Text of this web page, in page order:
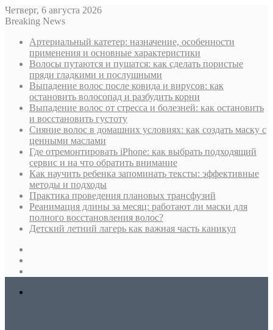
Четверг, 6 августа 2026
Breaking News
Артериальный катетер: назначение, особенности
применения и основные характеристики
Волосы путаются и пушатся: как сделать пористые
пряди гладкими и послушными
Выпадение волос после ковида и вирусов: как
остановить волосопад и разбудить корни
Выпадение волос от стресса и болезней: как остановить
и восстановить густоту
Сияние волос в домашних условиях: как создать маску с
ценными маслами
Где отремонтировать iPhone: как выбрать подходящий
сервис и на что обратить внимание
Как научить ребенка запоминать тексты: эффективные
методы и подходы
Практика проведения плановых трансфузий
Реанимация длины за месяц: работают ли маски для
полного восстановления волос?
Детский летний лагерь как важная часть каникул